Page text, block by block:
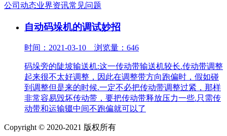
公司动态业界资讯常见问题
自动码垛机的调试妙招
时间：2021-03-10 浏览量：646
码垛旁的陡坡输送机:这一传动带输送机较长.传动带调整
起来很不太好调整，因此在调整带方向跑偏时，假如碰
到调整但是来的时候.一定不必把传动带调整过紧，那样
非常容易毁坏传动带，要把传动带释放压力一些.只需传
动带和运输辍中间不跑偏就可以了
Copyright © 2020-2021 版权所有